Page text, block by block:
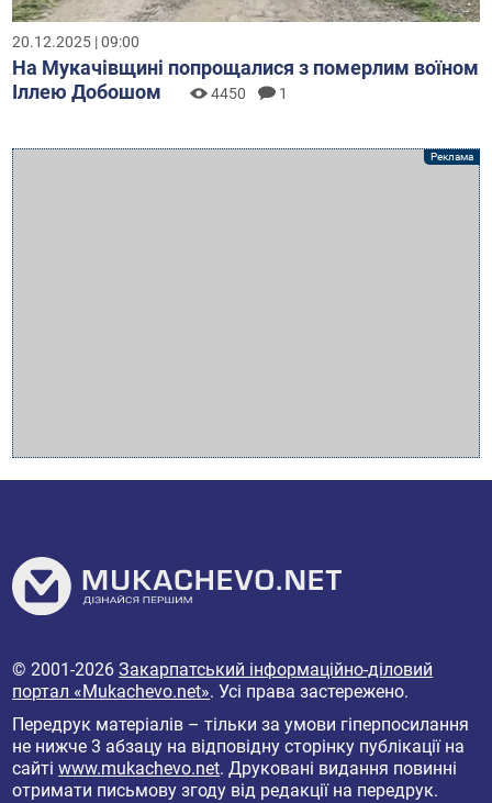
20.12.2025 | 09:00
На Мукачівщині попрощалися з померлим воїном
Іллею Добошом
4450 1
© 2001-2026Закарпатський інформаційно-діловий
портал «Mukachevo.net». Усі права застережено.
Передрук матеріалів – тільки за умови гіперпосилання
не нижче 3 абзацу на відповідну сторінку публікації на
сайтіwww.mukachevo.net. Друковані видання повинні
отримати письмову згоду від редакції на передрук.